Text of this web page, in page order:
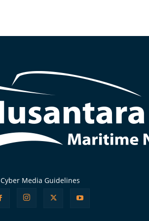
Cyber Media Guidelines